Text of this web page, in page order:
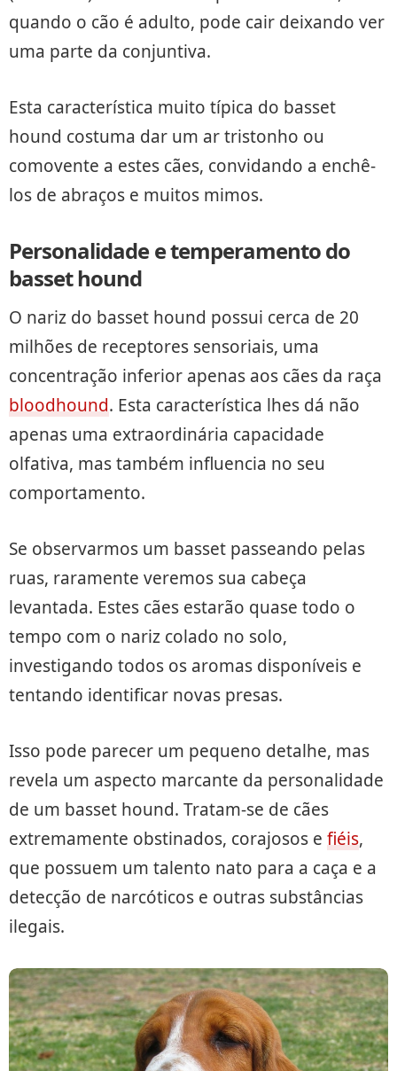
quando o cão é adulto, pode cair deixando ver
uma parte da conjuntiva.
Esta característica muito típica do basset
hound costuma dar um ar tristonho ou
comovente a estes cães, convidando a enchê-
los de abraços e muitos mimos.
Personalidade e temperamento do
basset hound
O nariz do basset hound possui cerca de 20
milhões de receptores sensoriais, uma
concentração inferior apenas aos cães da raça
bloodhound. Esta característica lhes dá não
apenas uma extraordinária capacidade
olfativa, mas também influencia no seu
comportamento.
Se observarmos um basset passeando pelas
ruas, raramente veremos sua cabeça
levantada. Estes cães estarão quase todo o
tempo com o nariz colado no solo,
investigando todos os aromas disponíveis e
tentando identificar novas presas.
Isso pode parecer um pequeno detalhe, mas
revela um aspecto marcante da personalidade
de um basset hound. Tratam-se de cães
extremamente obstinados, corajosos e fiéis,
que possuem um talento nato para a caça e a
detecção de narcóticos e outras substâncias
ilegais.